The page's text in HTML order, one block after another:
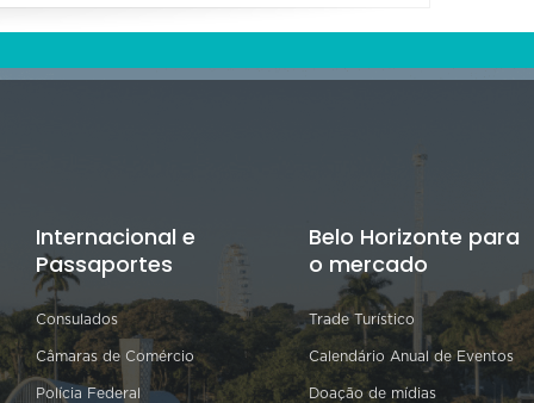
Internacional e
Passaportes
Consulados
Câmaras de Comércio
Polícia Federal
Belo Horizonte para
o mercado
Trade Turístico
Calendário Anual de Eventos
Doação de mídias